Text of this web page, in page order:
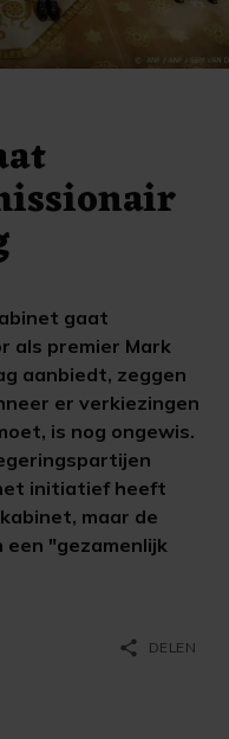
gaat
als premier Mark
aanbiedt, zeggen
er verkiezingen
is nog ongewis.
initiatief heeft
maar de
"gezamenlijk
share DELEN